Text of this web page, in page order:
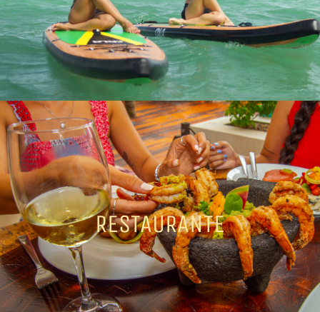
RESTAURANTE